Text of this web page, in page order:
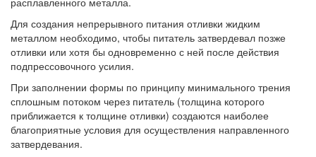
Для создания непрерывного питания отливки жидким
металлом необходимо, чтобы питатель затвердевал позже
отливки или хотя бы одновременно с ней после действия
подпрессовочного усилия.
При заполнении формы по принципу минимального трения
сплошным потоком через питатель (толщина которого
приближается к толщине отливки) создаются наиболее
благоприятные условия для осуществления направленного
затвердевания.